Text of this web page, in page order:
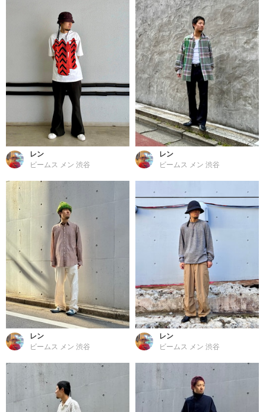
レン
ビームス メン 渋谷
レン
ビームス メン 渋谷
レン
ビームス メン 渋谷
レン
ビームス メン 渋谷